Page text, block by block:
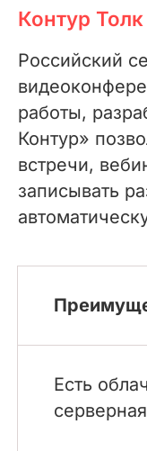
Контур Толк
Российский
работы,
Контур»
встречи,
записывать
Есть